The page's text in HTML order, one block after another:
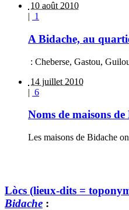
10 août 2010
| 1
A Bidache, au
: Cheberse, Gastou,
14 juillet 2010
| 6
Noms de maisons de
Les maisons de Bidache
Lòcs (lieux-dits =
Bidache :